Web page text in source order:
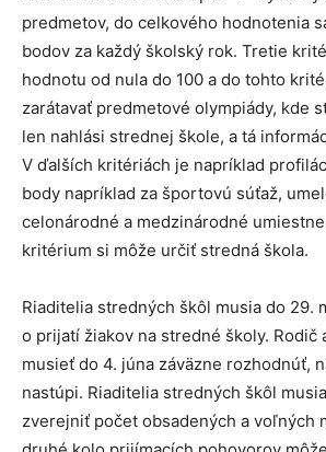
predmetov, do celkového hodnotenia
bodov za každý školský rok. Tretie
hodnotu od nula do 100 a do tohto
zarátavať predmetové olympiády, kde
len nahlási strednej škole, a tá
V ďalších kritériách je napríklad
body napríklad za športovú súťaž,
celonárodné a medzinárodné
kritérium si môže určiť stredná škola.
Riaditelia stredných škôl musia do 29.
o prijatí žiakov na stredné školy. Rodič
musieť do 4. júna záväzne rozhodnúť,
nastúpi. Riaditelia stredných škôl
zverejniť počet obsadených a voľných